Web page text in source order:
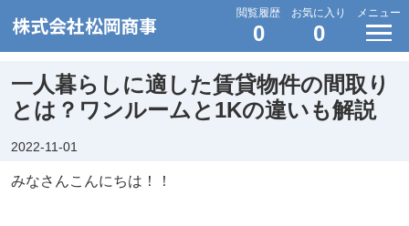
閲覧履歴
0
お気に入り
0
メニュー
一人暮らしに適した賃貸物件の間取り
とは？ワンルームと1Kの違いも解説
2022-11-01
みなさんこんにちは！！